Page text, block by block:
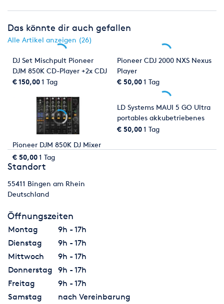
Das könnte dir auch gefallen
Alle Artikel anzeigen (26)
DJ Set Mischpult Pioneer
DJM 850K CD-Player +2x CDJ
2000 NXS Nexus
€ 150,001 Tag
Pioneer CDJ 2000 NXS Nexus
Player
€ 50,001 Tag
Pioneer DJM 850K DJ Mixer
€ 50,001 Tag
LD Systems MAUI 5 GO Ultra
portables akkubetriebenes
Säulen PA System (auch als
€ 50,001 Tag
Standort
55411 Bingen am Rhein
Deutschland
Öffnungszeiten
Montag
9h - 17h
Dienstag
9h - 17h
Mittwoch
9h - 17h
Donnerstag
9h - 17h
Freitag
9h - 17h
Samstag
nach Vereinbarung